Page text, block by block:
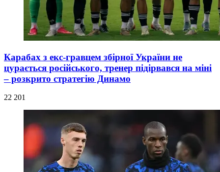
Карабах з екс-гравцем збірної України не
цурається російського, тренер підірвався на міні
– розкрито стратегію Динамо
22 201